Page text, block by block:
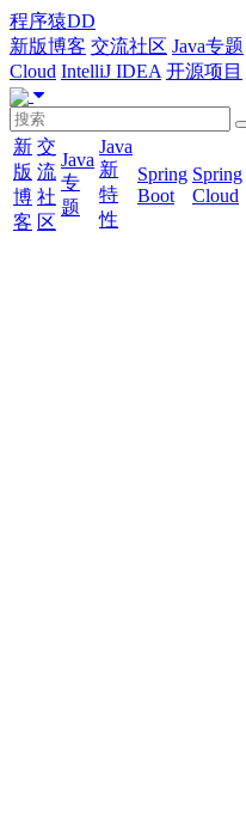
程序猿DD
新版博客 交流社区 Java专题
Cloud IntelliJ IDEA 开源项目
新
版
博
客
交
流
社
区
Java
专
题
Java
新
特
性
Spring
Boot
Spring
Cloud